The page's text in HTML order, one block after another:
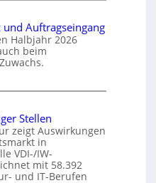
und Auftragseingang
Halbjahr 2026
beim
Stellen
zeigt Auswirkungen
in
VDI-/IW-
mit 58.392
und IT-Berufen